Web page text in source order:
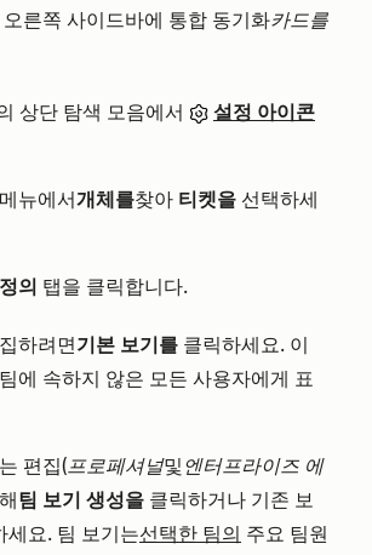
른쪽 사이드바에 통합 동기화카드를
상단 탐색 모음에서
설정 아이콘
뉴에서개체를찾아 티켓을 선택하세
의 탭을 클릭합니다.
하려면기본 보기를 클릭하세요. 이
에 속하지 않은 모든 사용자에게 표
편집(프로페셔널및 엔터프라이즈 에
팀 보기 생성을 클릭하거나 기존 보
세요. 팀 보기는선택한 팀의 주요 팀원